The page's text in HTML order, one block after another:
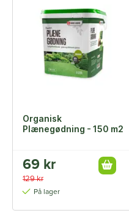
Organisk
Plænegødning - 150 m2
69 kr
129 kr
På lager